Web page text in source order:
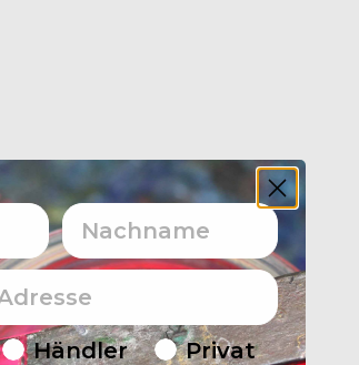
Nachname
Endverbraucher/Haendler
Händler Privat